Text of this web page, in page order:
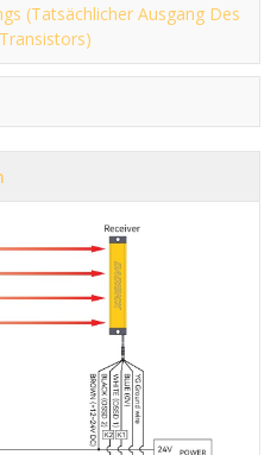
(tatsächlicher Ausgang Des